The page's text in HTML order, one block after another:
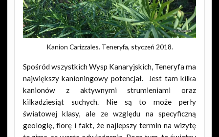
Kanion Carizzales. Teneryfa, styczeń 2018.
Spośród wszystkich Wysp Kanaryjskich, Teneryfa ma
największy kanioningowy potencjał. Jest tam kilka
kanionów z aktywnymi strumieniami oraz
kilkadziesiąt suchych. Nie są to może perły
światowej klasy, ale ze względu na specyficzną
geologię, florę i fakt, że najlepszy termin na wizytę